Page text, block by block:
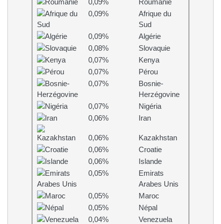
0,09%
Roumanie
0,09%
Afrique du
Sud
0,09%
Algérie
0,08%
Slovaquie
0,07%
Kenya
0,07%
Pérou
0,07%
Bosnie-
Herzégovine
0,07%
Nigéria
0,06%
Iran
0,06%
Kazakhstan
0,06%
Croatie
0,06%
Islande
0,05%
Emirats
Arabes Unis
0,05%
Maroc
0,05%
Népal
0,04%
Venezuela